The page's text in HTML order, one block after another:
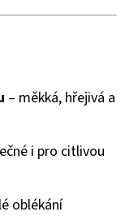
– měkká, hřejivá a
i pro citlivou
oblékání